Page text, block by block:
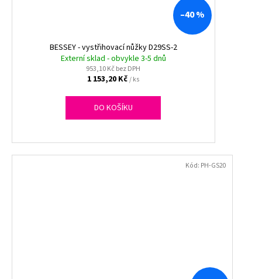
–40 %
BESSEY - vystřihovací nůžky D29SS-2
Externí sklad - obvykle 3-5 dnů
953,10 Kč bez DPH
1 153,20 Kč/ ks
DO KOŠÍKU
Kód: PH-GS20